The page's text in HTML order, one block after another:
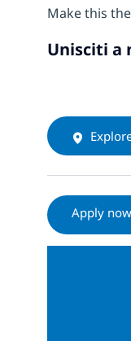
Make this
Unisciti a
Apply now